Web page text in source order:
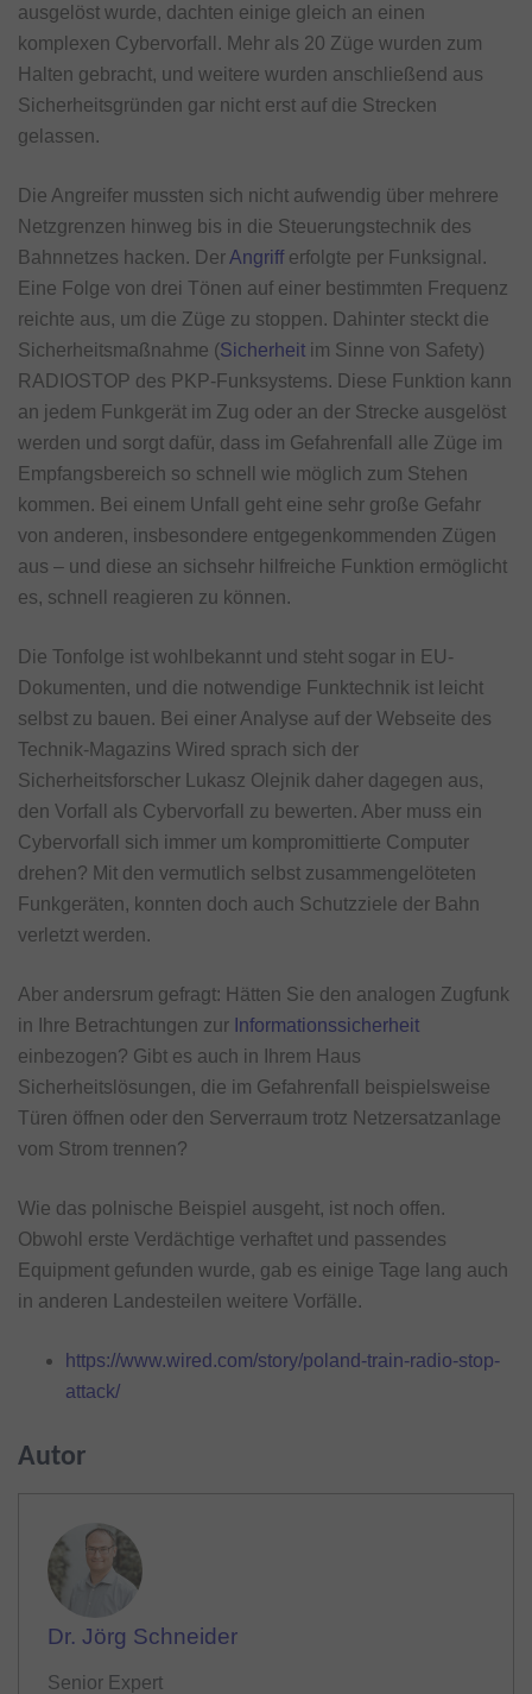
ausgelöst wurde, dachten einige gleich an einen
komplexen Cybervorfall. Mehr als 20 Züge wurden zum
Halten gebracht, und weitere wurden anschließend aus
Sicherheitsgründen gar nicht erst auf die Strecken
gelassen.
Die Angreifer mussten sich nicht aufwendig über mehrere
Netzgrenzen hinweg bis in die Steuerungstechnik des
Bahnnetzes hacken. Der Angrifferfolgte per Funksignal.
Eine Folge von drei Tönen auf einer bestimmten Frequenz
reichte aus, um die Züge zu stoppen. Dahinter steckt die
Sicherheitsmaßnahme (Sicherheit im Sinne von Safety)
RADIOSTOP des PKP-Funksystems. Diese Funktion kann
an jedem Funkgerät im Zug oder an der Strecke ausgelöst
werden und sorgt dafür, dass im Gefahrenfall alle Züge im
Empfangsbereich so schnell wie möglich zum Stehen
kommen. Bei einem Unfall geht eine sehr große Gefahr
von anderen, insbesondere entgegenkommenden Zügen
aus – und diese an sichsehr hilfreiche Funktion ermöglicht
es, schnell reagieren zu können.
Die Tonfolge ist wohlbekannt und steht sogar in EU-
Dokumenten, und die notwendige Funktechnik ist leicht
selbst zu bauen. Bei einer Analyse auf der Webseite des
Technik-Magazins Wired sprach sich der
Sicherheitsforscher Lukasz Olejnik daher dagegen aus,
den Vorfall als Cybervorfall zu bewerten. Aber muss ein
Cybervorfall sich immer um kompromittierte Computer
drehen? Mit den vermutlich selbst zusammengelöteten
Funkgeräten, konnten doch auch Schutzziele der Bahn
verletzt werden.
Aber andersrum gefragt: Hätten Sie den analogen Zugfunk
in Ihre Betrachtungen zur Informationssicherheit
einbezogen? Gibt es auch in Ihrem Haus
Sicherheitslösungen, die im Gefahrenfall beispielsweise
Türen öffnen oder den Serverraum trotz Netzersatzanlage
vom Strom trennen?
Wie das polnische Beispiel ausgeht, ist noch offen.
Obwohl erste Verdächtige verhaftet und passendes
Equipment gefunden wurde, gab es einige Tage lang auch
in anderen Landesteilen weitere Vorfälle.
https://www.wired.com/story/poland-train-radio-stop-
attack/
Autor
Dr. Jörg Schneider
Senior Expert